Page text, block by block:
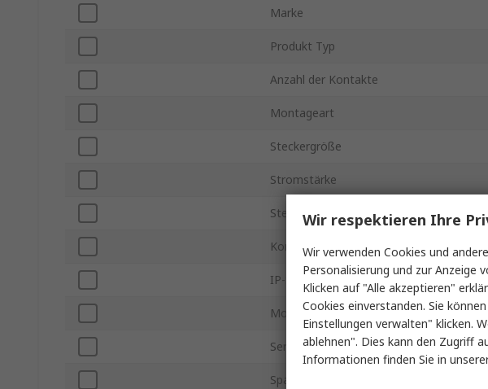
Marke
Produkt Typ
Anzahl der Kontakte
Montageart
Steckergröße
Stromstärke
Stecker / Buchse
Kontakt Gender
IP-Schutzart
Montageausrichtung
Serie
Spannung
Wir respektieren Ihre
Wir verwenden Cookies und
Personalisierung und zur Anzeige
Klicken auf "Alle akzeptieren"
Cookies einverstanden. Sie
Einstellungen verwalten" klicken.
ablehnen". Dies kann den Zugriff
Informationen finden Sie in